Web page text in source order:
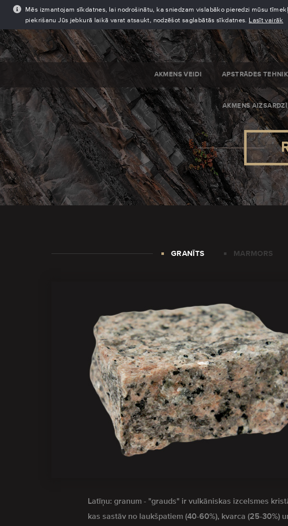
Mēs izmantojam sīkdatnes, lai nodrošinātu, ka sniedzam vislabāko pieredzi mūsu
piekrišanu Jūs jebkurā laikā varat atsaukt, nodzēšot saglabātās sīkdatnes. Lasīt vairāk
AKMENS VEIDI APSTRĀDES
AKMENS
GRANĪTS MARMORS
Latīņu: granum - "grauds" ir vulkāniskas izcelsmes
kas sastāv no laukšpatiem (40-60%), kvarca (25-30%)